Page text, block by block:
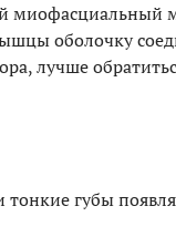
оболочку
лучше
губы